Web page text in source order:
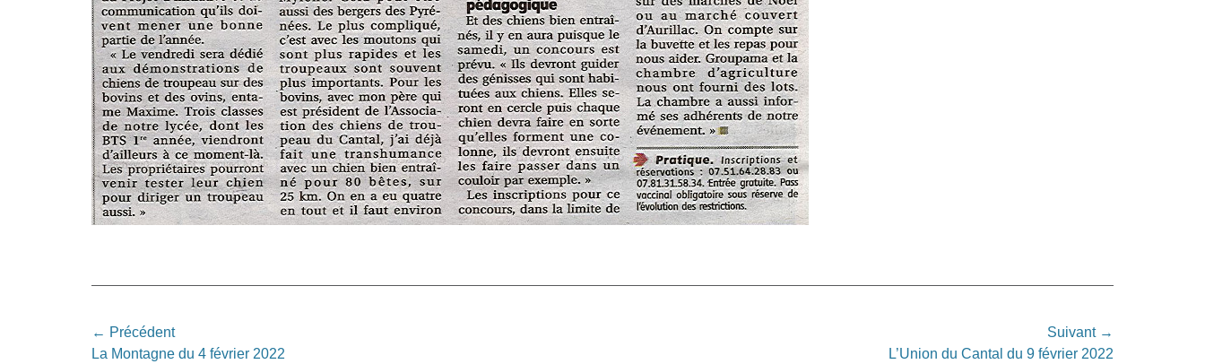
Navigation
← Précédent
Article
La Montagne du 4 février 2022
Suivant →
L’Union du Cantal du 9 février 2022